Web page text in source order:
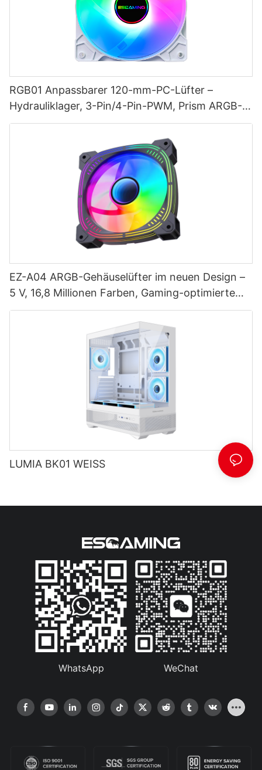
RGB01 Anpassbarer 120-mm-PC-Lüfter –
Hydrauliklager, 3-Pin/4-Pin-PWM, Prism ARGB-
Beleuchtung
EZ-A04 ARGB-Gehäuselüfter im neuen Design –
5 V, 16,8 Millionen Farben, Gaming-optimierte
Kühlung
LUMIA BK01 WEISS
WhatsApp WeChat